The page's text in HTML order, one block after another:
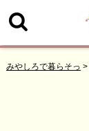
みやしろで暮らそっ >